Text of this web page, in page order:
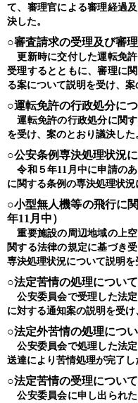
て、審理官による審理経過
決した。
○審査請求の受理及び審
更新時に交付した運転免
受理するとともに、審理に
る案について説明を受け、案
○運転免許の行政処分に
運転免許の行政処分に関
を受け、案のとおり議決した
○公安条例専決処理状況
令和５年11月中に申請の
に関する条例の専決処理状況
○小型無人機等の飛行に
年11月中）
重要施設の周辺地域の上
関する法律の規定に基づき
専決処理状況について説明を
○法定苦情の処理について
公安委員会で受理した法
に対する通知案の説明を受け
○法定外苦情の処理につ
公安委員会で処理した法
送達により苦情処理が完了し
○法定苦情の受理について
公安委員会に申し出られ